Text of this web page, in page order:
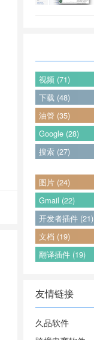
视频 (71)
下载 (48)
油管 (35)
Google (28)
搜索 (27)
图片 (24)
Gmail (22)
开发者插件 (21)
文档 (19)
翻译插件 (19)
友情链接
久品软件